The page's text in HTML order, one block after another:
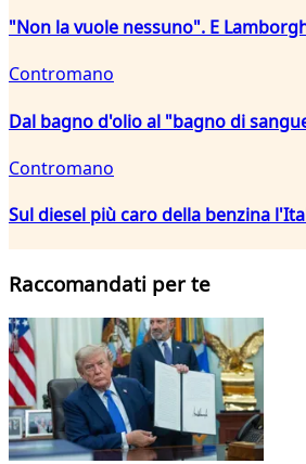
"Non la vuole nessuno". E
Contromano
Dal bagno d'olio al "bagno di
Contromano
Sul diesel più caro della benzina
Raccomandati per te